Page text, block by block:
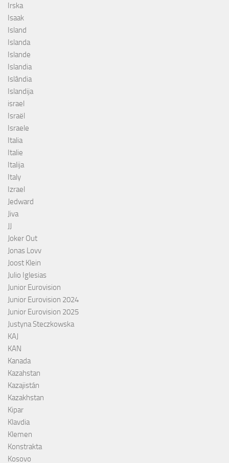
Irska
Isaak
Island
Islanda
Islande
Islandia
Islândia
Islandija
israel
Israël
Israele
Italia
Italie
Italija
Italy
Izrael
Jedward
Jiva
JJ
Joker Out
Jonas Lovv
Joost Klein
Julio Iglesias
Junior Eurovision
Junior Eurovision 2024
Junior Eurovision 2025
Justyna Steczkowska
KAJ
KAN
Kanada
Kazahstan
Kazajistán
Kazakhstan
Kipar
Klavdia
Klemen
Konstrakta
Kosovo